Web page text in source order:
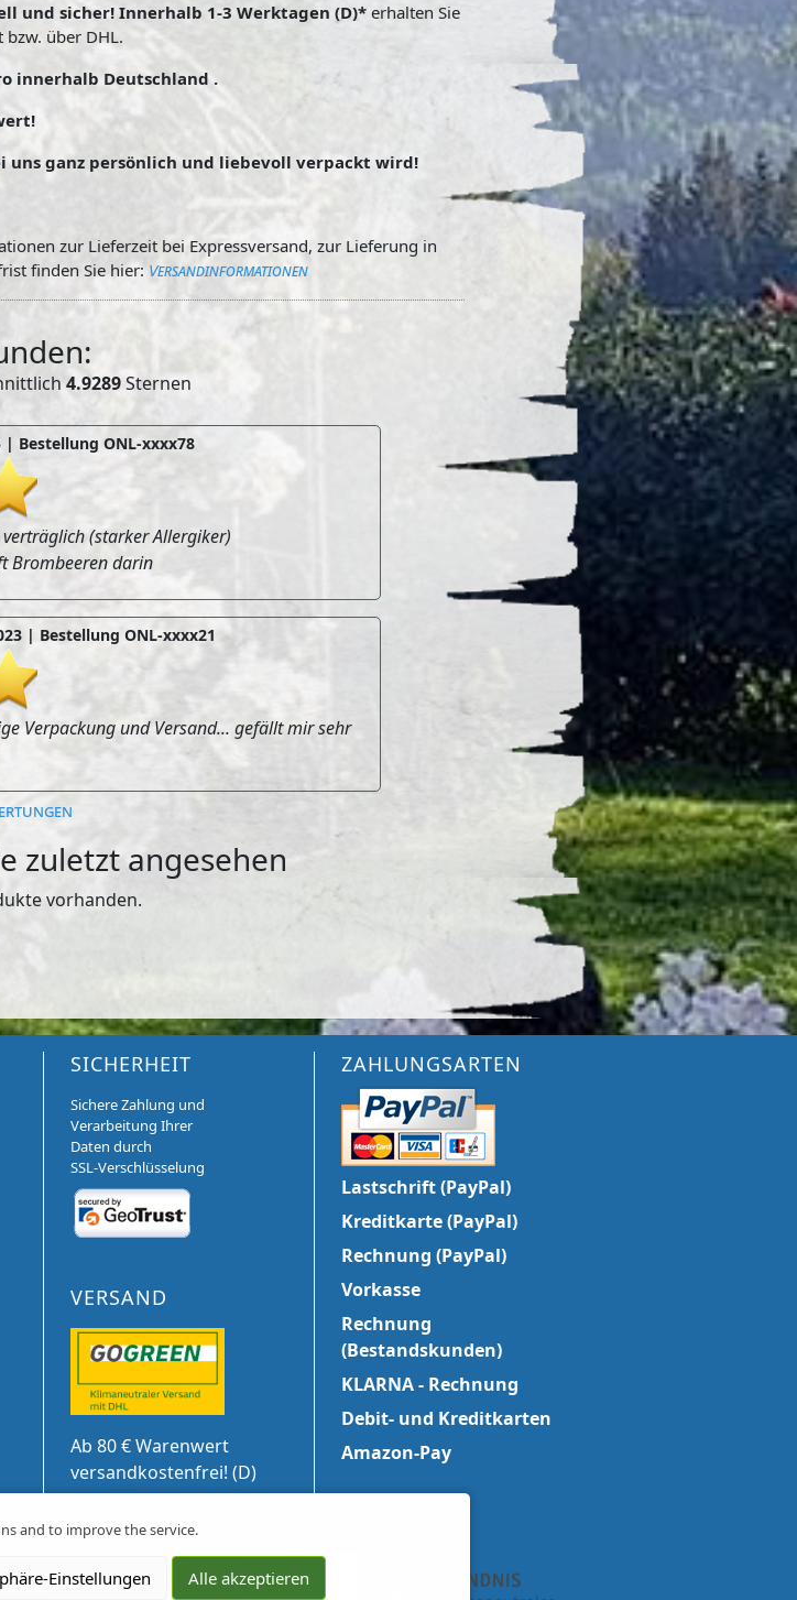
und sicher! Innerhalb 1-3 Werktagen (D)*erhalten Sie
über DHL.
innerhalb Deutschland .
ganz persönlich und liebevoll verpackt wird!
zur Lieferzeit bei Expressversand, zur Lieferung in
finden Sie hier:Versandinformationen
4.9289Sternen
| Bestellung ONL-xxxx78
(starker Allergiker)
Brombeeren darin
| Bestellung ONL-xxxx21
Verpackung und Versand... gefällt mir sehr
zuletzt angesehen
vorhanden.
SICHERHEIT
Sichere Zahlung und
Verarbeitung Ihrer
Daten durch
SSL-Verschlüsselung
VERSAND
Ab 80 € Warenwert
versandkostenfrei! (D)
ZAHLUNGSARTEN
Lastschrift (PayPal)
Kreditkarte (PayPal)
Rechnung (PayPal)
Vorkasse
Rechnung
(Bestandskunden)
KLARNA - Rechnung
Debit- und Kreditkarten
Amazon-Pay
and to improve the service.
Einstellungen Alle akzeptieren